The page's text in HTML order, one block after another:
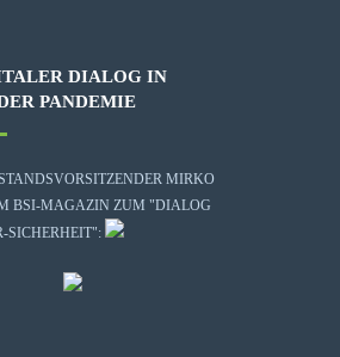
DIALOG IN
PANDEMIE
MIRKO
BSI-MAGAZIN ZUM "DIALOG
SICHERHEIT":